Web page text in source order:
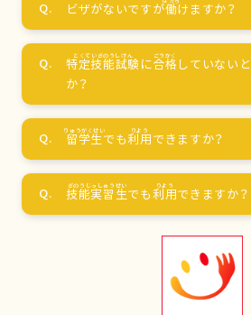
ビザがないですが働けますか？
特定技能試験に合格 していないと
か？
留学生でも利用 できますか？
技能実習生でも利用できますか？